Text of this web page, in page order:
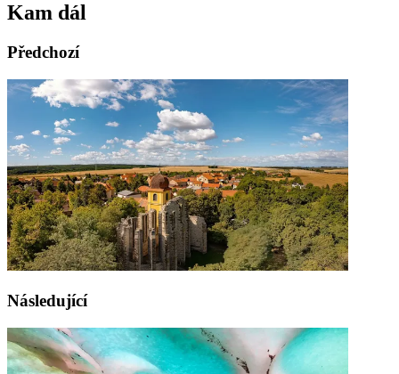
Kam dál
Předchozí
Následující